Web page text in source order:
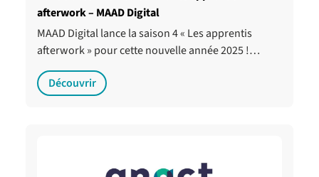
afterwork – MAAD Digital
MAAD Digital lance la saison 4 « Les apprentis
afterwork » pour cette nouvelle année 2025 !…
Découvrir